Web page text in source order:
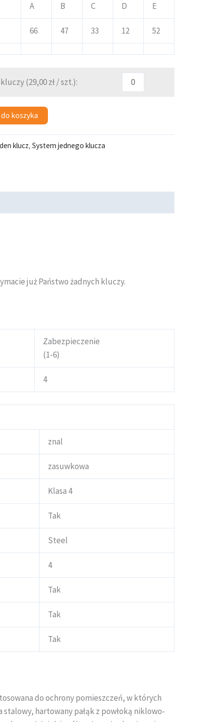
A B C D E
66 47 33 12 52
(29,00zł/ szt.):
koszyka
klucz, System jednego klucza
już Państwo żadnych kluczy.
Zabezpieczenie
(1-6)
4
znal
zasuwkowa
Klasa 4
Tak
Steel
4
Tak
Tak
Tak
do ochrony pomieszczeń, w których
hartowany pałąk z powłoką niklowo-